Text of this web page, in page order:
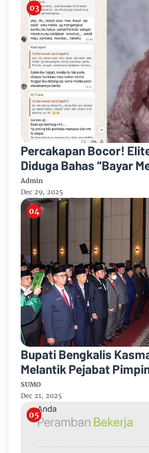
Percakapan Bocor!
Diduga Bahas “Bayar
Dukung Kebijakan
Admin
Dec 29, 2025
Bupati Bengkalis
Melantik Pejabat
Pratama
SUMO
Dec 21, 2025